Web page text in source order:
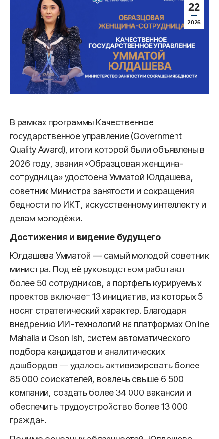
22
2026
В рамках программы Качественное
государственное управление (Government
Quality Award), итоги которой были объявлены в
2026 году, звания «Образцовая женщина-
сотрудница» удостоена Умматой Юлдашева,
советник Министра занятости и сокращения
бедности по ИКТ, искусственному интеллекту и
делам молодёжи.
Достижения и видение будущего
Юлдашева Умматой — самый молодой советник
министра. Под её руководством работают
более 50 сотрудников, а портфель курируемых
проектов включает 13 инициатив, из которых 5
носят стратегический характер. Благодаря
внедрению ИИ-технологий на платформах Online
Mahalla и Oson Ish, систем автоматического
подбора кандидатов и аналитических
дашбордов — удалось активизировать более
85 000 соискателей, вовлечь свыше 6 500
компаний, создать более 34 000 вакансий и
обеспечить трудоустройство более 13 000
граждан.